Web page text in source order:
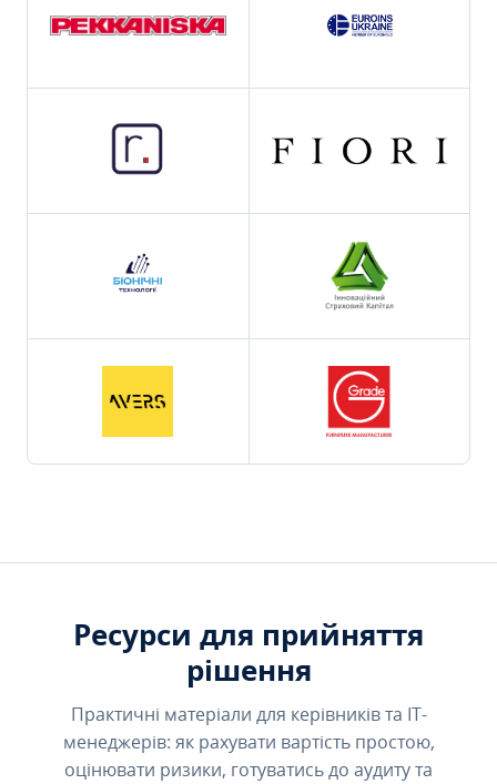
Ресурси для прийняття
рішення
Практичні матеріали для керівників та IT-
менеджерів: як рахувати вартість простою,
оцінювати ризики, готуватись до аудиту та